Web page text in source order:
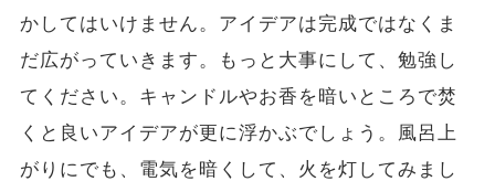
かしてはいけません。アイデアは完成ではなくま
だ広がっていきます。もっと大事にして、勉強し
てください。キャンドルやお香を暗いところで焚
くと良いアイデアが更に浮かぶでしょう。風呂上
がりにでも、電気を暗くして、火を灯してみまし